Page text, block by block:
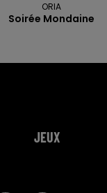
ORIA
Soirée Mondaine
JEUX